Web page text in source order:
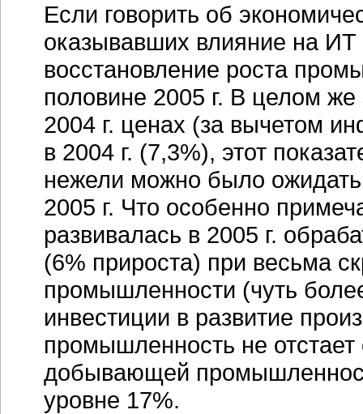
Если говорить об
оказывавших влияние на ИТ
восстановление роста
половине 2005 г. В целом
2004 г. ценах (за вычетом
в 2004 г. (7,3%), этот
нежели можно было ожидать
2005 г. Что особенно
развивалась в 2005 г.
(6% прироста) при весьма
промышленности (чуть
инвестиции в развитие
промышленность не
добывающей
уровне 17%.